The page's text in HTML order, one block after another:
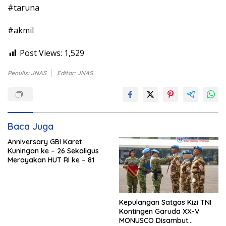
#taruna
#akmil
Post Views: 1,529
Penulis: JNAS Editor: JNAS
Baca Juga
Anniversary GBI Karet
Kuningan ke – 26 Sekaligus
Merayakan HUT RI ke – 81
Kepulangan Satgas Kizi TNI
Kontingen Garuda XX-V
MONUSCO Disambut